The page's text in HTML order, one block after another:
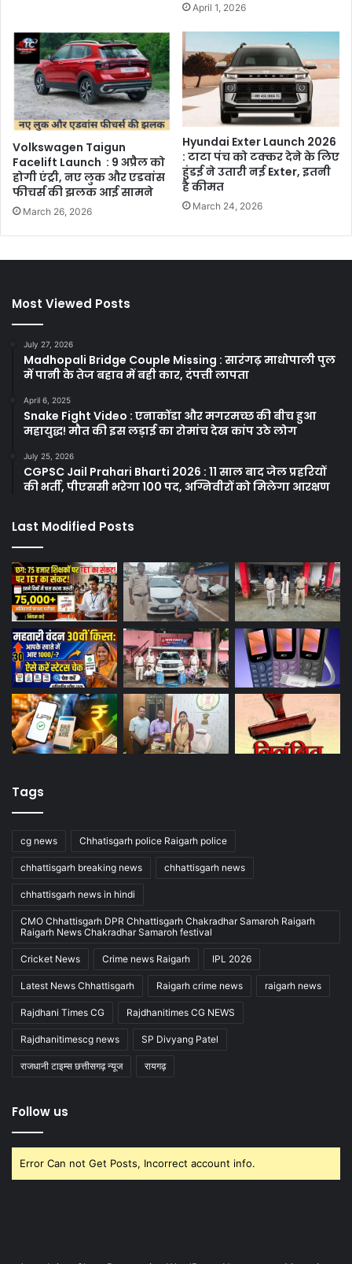
April 1, 2026
Volkswagen Taigun
Facelift Launch : 9 अप्रैल को
होगी एंट्री, नए लुक और एडवांस
फीचर्स की झलक आई सामने
March 26, 2026
Hyundai Exter Launch 2026
: टाटा पंच को टक्कर देने के लिए
हुंडई ने उतारी नई Exter, इतनी
है कीमत
March 24, 2026
Most Viewed Posts
July 27, 2026
Madhopali Bridge Couple Missing : सारंगढ़ माधोपाली पुल
में पानी के तेज बहाव में बही कार, दंपत्ती लापता
April 6, 2025
Snake Fight Video : एनाकोंडा और मगरमच्छ की बीच हुआ
महायुद्ध! मौत की इस लड़ाई का रोमांच देख कांप उठे लोग
July 25, 2026
CGPSC Jail Prahari Bharti 2026 : 11 साल बाद जेल प्रहरियों
की भर्ती, पीएससी भरेगा 100 पद, अग्निवीरों को मिलेगा आरक्षण
Last Modified Posts
Tags
cg news Chhatisgarh police Raigarh police
chhattisgarh breaking news chhattisgarh news
chhattisgarh news in hindi
CMO Chhattisgarh DPR Chhattisgarh Chakradhar Samaroh Raigarh
Raigarh News Chakradhar Samaroh festival
Cricket News Crime news Raigarh IPL 2026
Latest News Chhattisgarh Raigarh crime news raigarh news
Rajdhani Times CG Rajdhanitimes CG NEWS
Rajdhanitimescg news SP Divyang Patel
राजधानी टाइम्स छत्तीसगढ़ न्यूज रायगढ़
Follow us
Error Can not Get Posts, Incorrect account info.